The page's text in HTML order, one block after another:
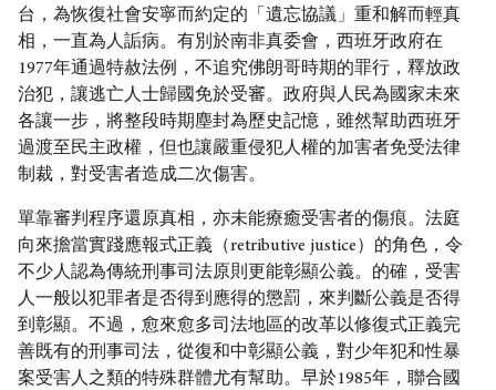
台，為恢復社會安寧而約定的「遺忘協議」重和解而輕真
相，一直為人詬病。有別於南非真委會，西班牙政府在
1977年通過特赦法例，不追究佛朗哥時期的罪行，釋放政
治犯，讓逃亡人士歸國免於受審。政府與人民為國家未來
各讓一步，將整段時期塵封為歷史記憶，雖然幫助西班牙
過渡至民主政權，但也讓嚴重侵犯人權的加害者免受法律
制裁，對受害者造成二次傷害。
單靠審判程序還原真相，亦未能療癒受害者的傷痕。法庭
向來擔當實踐應報式正義（retributive justice）的角色，令
不少人認為傳統刑事司法原則更能彰顯公義。的確，受害
人一般以犯罪者是否得到應得的懲罰，來判斷公義是否得
到彰顯。不過，愈來愈多司法地區的改革以修復式正義完
善既有的刑事司法，從復和中彰顯公義，對少年犯和性暴
案受害人之類的特殊群體尤有幫助。早於1985年，聯合國